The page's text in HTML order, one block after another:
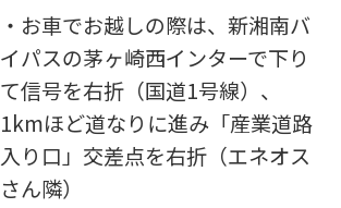
・お車でお越しの際は、新湘南バ
イパスの茅ヶ崎西インターで下り
て信号を右折（国道1号線）、
1kmほど道なりに進み「産業道路
入り口」交差点を右折（エネオス
さん隣）